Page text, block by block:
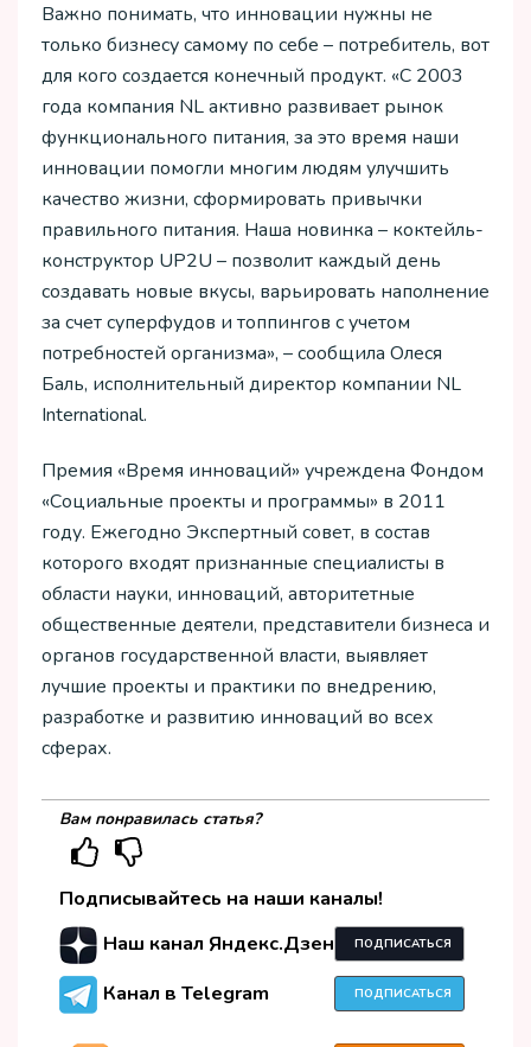
Важно понимать, что инновации нужны не
только бизнесу самому по себе – потребитель, вот
для кого создается конечный продукт. «С 2003
года компания NL активно развивает рынок
функционального питания, за это время наши
инновации помогли многим людям улучшить
качество жизни, сформировать привычки
правильного питания. Наша новинка – коктейль-
конструктор UP2U – позволит каждый день
создавать новые вкусы, варьировать наполнение
за счет суперфудов и топпингов с учетом
потребностей организма», – сообщила Олеся
Баль, исполнительный директор компании NL
International.
Премия «Время инноваций» учреждена Фондом
«Социальные проекты и программы» в 2011
году. Ежегодно Экспертный совет, в состав
которого входят признанные специалисты в
области науки, инноваций, авторитетные
общественные деятели, представители бизнеса и
органов государственной власти, выявляет
лучшие проекты и практики по внедрению,
разработке и развитию инноваций во всех
сферах.
Вам понравилась статья?
Подписывайтесь на наши каналы!
Наш канал Яндекс.Дзен
ПОДПИСАТЬСЯ
Канал в Telegram ПОДПИСАТЬСЯ